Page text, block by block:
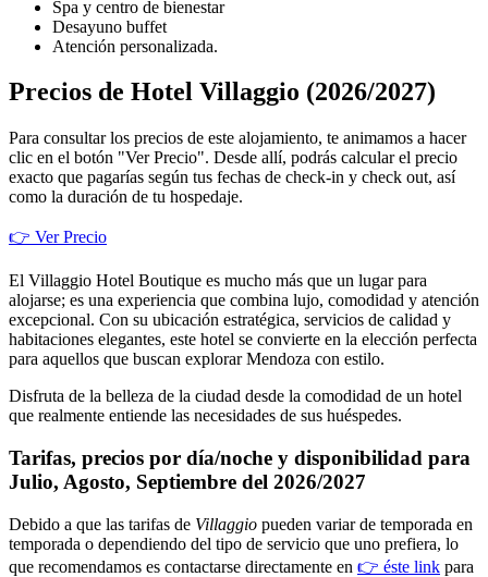
Spa y centro de bienestar
Desayuno buffet
Atención personalizada.
Precios de Hotel Villaggio (2026/2027)
Para consultar los precios de este alojamiento, te animamos a hacer
clic en el botón "Ver Precio". Desde allí, podrás calcular el precio
exacto que pagarías según tus fechas de check-in y check out, así
como la duración de tu hospedaje.
👉 Ver Precio
El Villaggio Hotel Boutique es mucho más que un lugar para
alojarse; es una experiencia que combina lujo, comodidad y atención
excepcional. Con su ubicación estratégica, servicios de calidad y
habitaciones elegantes, este hotel se convierte en la elección perfecta
para aquellos que buscan explorar Mendoza con estilo.
Disfruta de la belleza de la ciudad desde la comodidad de un hotel
que realmente entiende las necesidades de sus huéspedes.
Tarifas, precios por día/noche y disponibilidad para
Julio, Agosto, Septiembre del 2026/2027
Debido a que las tarifas de Villaggio pueden variar de temporada en
temporada o dependiendo del tipo de servicio que uno prefiera, lo
que recomendamos es contactarse directamente en 👉 éste link para